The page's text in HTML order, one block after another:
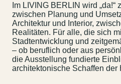
Im LIVING BERLIN wird „da!“
zwischen Planung und
Architektur und Interior,
Realitäten. Für alle, die sich
Stadtentwicklung und
– ob beruflich oder aus
die Ausstellung fundierte
architektonische Schaffen der